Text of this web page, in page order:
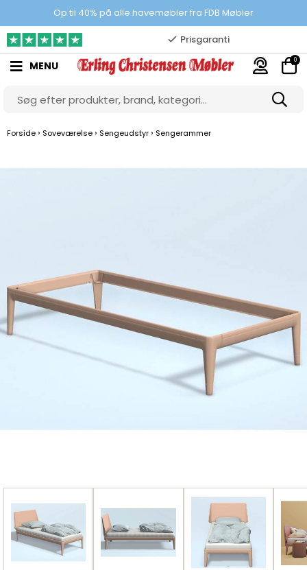
Op til 40% på alle havemøbler fra FDB Møbler
Prisgaranti
10.000 m2 showroom
Gratis & gode parkeringsforhold
MENU 0
Forside › Soveværelse › Sengeudstyr › Sengerammer